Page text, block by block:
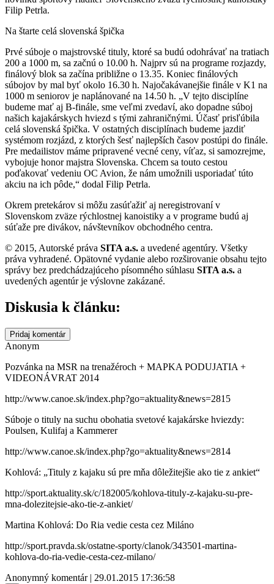
Filip Petrla.
Na štarte celá slovenská špička
Prvé súboje o majstrovské tituly, ktoré sa budú odohrávať na tratiach
200 a 1000 m, sa začnú o 10.00 h. Najprv sú na programe rozjazdy,
finálový blok sa začína približne o 13.35. Koniec finálových
súbojov by mal byť okolo 16.30 h. Najočakávanejšie finále v K1 na
1000 m seniorov je naplánované na 14.50 h. „V tejto disciplíne
budeme mať aj B-finále, sme veľmi zvedaví, ako dopadne súboj
našich kajakárskych hviezd s tými zahraničnými. Účasť prisľúbila
celá slovenská špička. V ostatných disciplínach budeme jazdiť
systémom rozjázd, z ktorých šesť najlepších časov postúpi do finále.
Pre medailistov máme pripravené vecné ceny, víťaz, si samozrejme,
vybojuje honor majstra Slovenska. Chcem sa touto cestou
poďakovať vedeniu OC Avion, že nám umožnili usporiadať túto
akciu na ich pôde,“ dodal Filip Petrla.
Okrem pretekárov si môžu zasúťažiť aj neregistrovaní v
Slovenskom zväze rýchlostnej kanoistiky a v programe budú aj
súťaže pre divákov, návštevníkov obchodného centra.
© 2015, Autorské práva SITA a.s. a uvedené agentúry. Všetky
práva vyhradené. Opätovné vydanie alebo rozširovanie obsahu tejto
správy bez predchádzajúceho písomného súhlasu SITA a.s. a
uvedených agentúr je výslovne zakázané.
Diskusia k článku:
Pridaj komentár
Anonym
Pozvánka na MSR na trenažéroch + MAPKA PODUJATIA +
VIDEONÁVRAT 2014
http://www.canoe.sk/index.php?go=aktuality&news=2815
Súboje o tituly na suchu obohatia svetové kajakárske hviezdy:
Poulsen, Kulifaj a Kammerer
http://www.canoe.sk/index.php?go=aktuality&news=2814
Kohlová: „Tituly z kajaku sú pre mňa dôležitejšie ako tie z ankiet“
http://sport.aktuality.sk/c/182005/kohlova-tituly-z-kajaku-su-pre-
mna-dolezitejsie-ako-tie-z-ankiet/
Martina Kohlová: Do Ria vedie cesta cez Miláno
http://sport.pravda.sk/ostatne-sporty/clanok/343501-martina-
kohlova-do-ria-vedie-cesta-cez-milano/
Anonymný komentár | 29.01.2015 17:36:58